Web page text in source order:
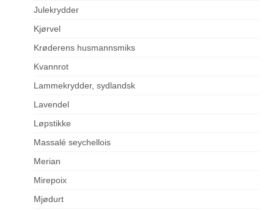
Julekrydder
Kjørvel
Krøderens husmannsmiks
Kvannrot
Lammekrydder, sydlandsk
Lavendel
Løpstikke
Massalé seychellois
Merian
Mirepoix
Mjødurt